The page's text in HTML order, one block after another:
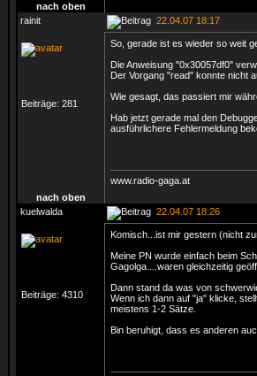
nach oben
rainit
22.04.07 18:17
Beiträge: 281
So, gerade ist es wieder so weit
Die Anweisung "0x30057df0"
Der Vorgang "read" konnte nicht
Wie gesagt, das passiert mir
Hab jetzt gerade mal den
ausführlichere Fehlermeldung
www.radio-gaga.at
nach oben
kuelwalda
22.04.07 18:26
Beiträge: 4310
Komisch...ist mir gestern (nicht
Meine PN wurde einfach beim
Gagolga....waren gleichzeitig
Dann stand da was von
Wenn ich dann auf "ja" klicke,
meistens 1-2 Sätze.
Bin beruhigt, dass es anderen